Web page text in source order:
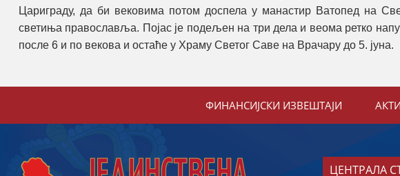
Цариграду, да би вековима потом доспела у манастир Ватопед на
светиња православља. Појас је подељен на три дела и веома ретко
после 6 и по векова и остаће у Храму Светог Саве на Врачару до 5. јуна.
ФИНАНСИЈСКИ ИЗВЕШТАЈИ
ЦЕНТРАЛА